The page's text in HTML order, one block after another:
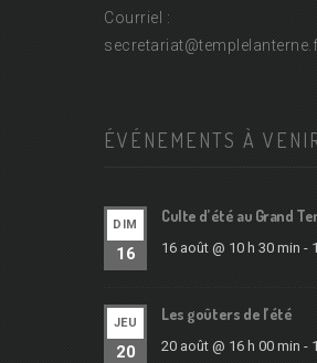
Courriel :
secretariat@
ÉVÉNEMENTS À
DIM
16
Culte d’été au Grand
16 août @ 10 h 30 min -
JEU
20
Les goûters de l’été
20 août @ 16 h 00 min -